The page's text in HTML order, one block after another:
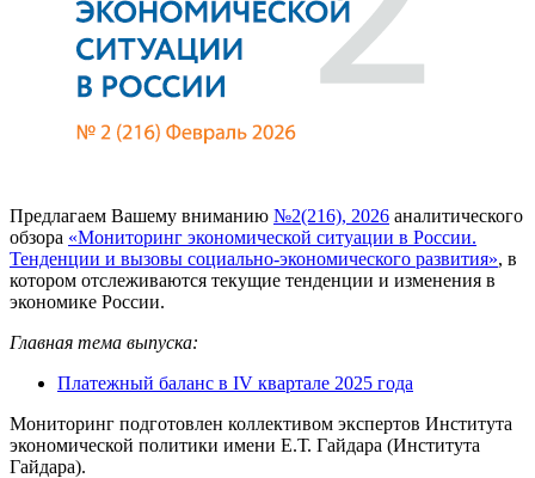
Предлагаем Вашему вниманию №2(216), 2026 аналитического
обзора «Мониторинг экономической ситуации в России.
Тенденции и вызовы социально-экономического развития», в
котором отслеживаются текущие тенденции и изменения в
экономике России.
Главная тема выпуска:
Платежный баланс в IV квартале 2025 года
Мониторинг подготовлен коллективом экспертов Института
экономической политики имени Е.Т. Гайдара (Института
Гайдара).